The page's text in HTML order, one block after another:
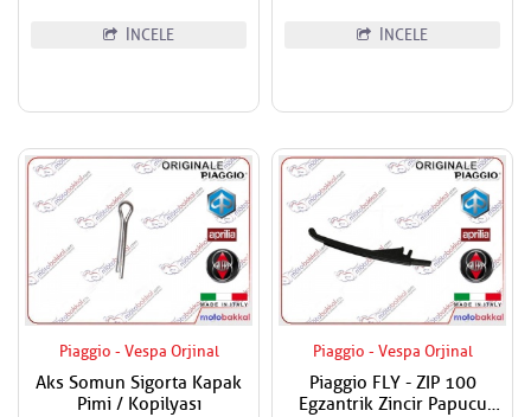
İNCELE İNCELE
Piaggio - Vespa Orjinal
Aks Somun Sigorta Kapak
Pimi / Kopilyası
Piaggio - Vespa Orjinal
Piaggio FLY - ZIP 100
Egzantrik Zincir Papucu